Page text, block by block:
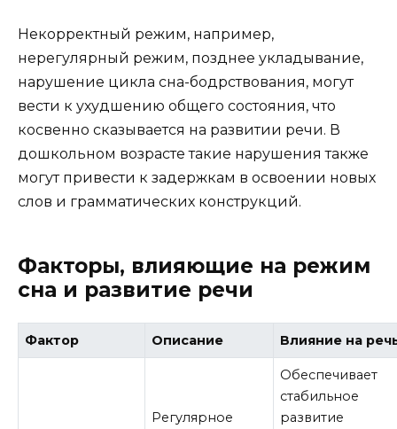
Некорректный режим, например,
нерегулярный режим, позднее укладывание,
нарушение цикла сна-бодрствования, могут
вести к ухудшению общего состояния, что
косвенно сказывается на развитии речи. В
дошкольном возрасте такие нарушения также
могут привести к задержкам в освоении новых
слов и грамматических конструкций.
Факторы, влияющие на режим
сна и развитие речи
Фактор Описание Влияние на
Регулярное
Обеспечивает
стабильное
развитие